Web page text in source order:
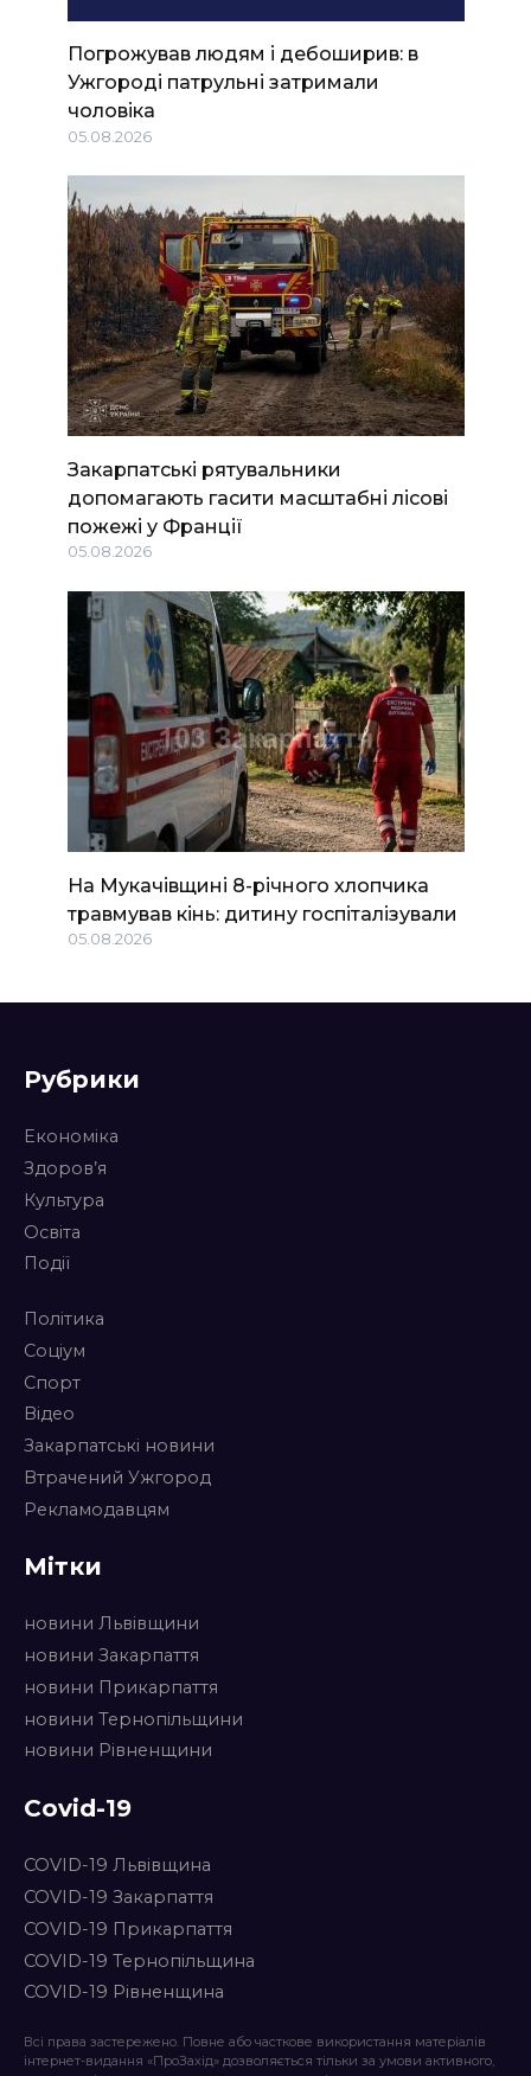
Погрожував людям і дебоширив: в
Ужгороді патрульні затримали
чоловіка
05.08.2026
Закарпатські рятувальники
допомагають гасити масштабні лісові
пожежі у Франції
05.08.2026
На Мукачівщині 8-річного хлопчика
травмував кінь: дитину госпіталізували
05.08.2026
Рубрики
Економіка
Здоров’я
Культура
Освіта
Події
Політика
Соціум
Спорт
Відео
Закарпатські новини
Втрачений Ужгород
Рекламодавцям
Мітки
новини Львівщини
новини Закарпаття
новини Прикарпаття
новини Тернопільщини
новини Рівненщини
Covid-19
COVID-19 Львівщина
COVID-19 Закарпаття
COVID-19 Прикарпаття
COVID-19 Тернопільщина
COVID-19 Рівненщина
Всі права застережено. Повне або часткове використання матеріалів
інтернет-видання «ПроЗахід» дозволяється тільки за умови активного,